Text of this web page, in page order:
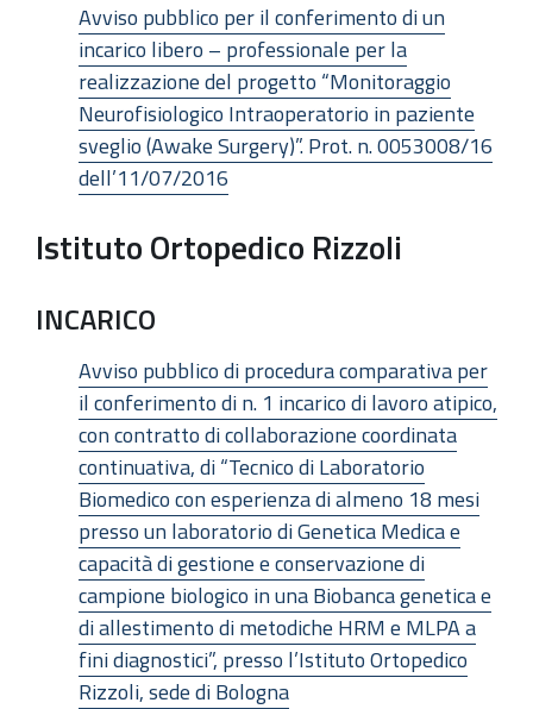
Avviso pubblico per il conferimento di un
incarico libero – professionale per la
realizzazione del progetto “Monitoraggio
Neurofisiologico Intraoperatorio in paziente
sveglio (Awake Surgery)”. Prot. n. 0053008/16
dell’11/07/2016
Istituto Ortopedico Rizzoli
INCARICO
Avviso pubblico di procedura comparativa per
il conferimento di n. 1 incarico di lavoro atipico,
con contratto di collaborazione coordinata
continuativa, di “Tecnico di Laboratorio
Biomedico con esperienza di almeno 18 mesi
presso un laboratorio di Genetica Medica e
capacità di gestione e conservazione di
campione biologico in una Biobanca genetica e
di allestimento di metodiche HRM e MLPA a
fini diagnostici”, presso l’Istituto Ortopedico
Rizzoli, sede di Bologna